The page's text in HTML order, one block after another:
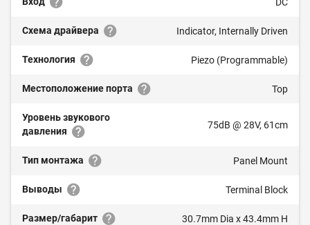
Схема драйвера Indicator, Internally Driven
Технология Piezo (Programmable)
Местоположение порта Top
Уровень звукового
давления
75dB @ 28V, 61cm
Тип монтажа Panel Mount
Выводы Terminal Block
Размер/габарит 30.7mm Dia x 43.4mm H